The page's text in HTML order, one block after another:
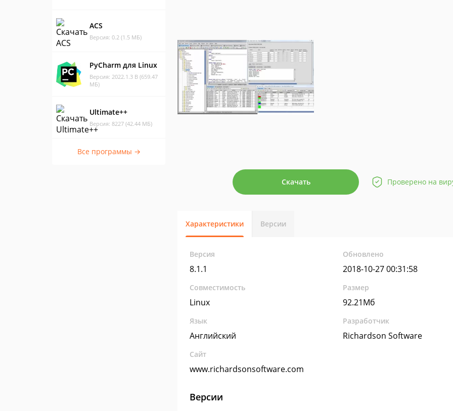
ACS
Версия: 0.2 (1.5 МБ)
PyCharm для Linux
Версия: 2022.1.3 B (659.47
МБ)
Ultimate++
Версия: 8227 (42.44 МБ)
Все программы →
Скачать Проверено на
Характеристики Версии
Версия
8.1.1
Обновлено
2018-10-27 00:31:58
Совместимость
Linux
Размер
92.21Мб
Язык
Английский
Разработчик
Richardson Software
Сайт
www.richardsonsoftware.com
Версии